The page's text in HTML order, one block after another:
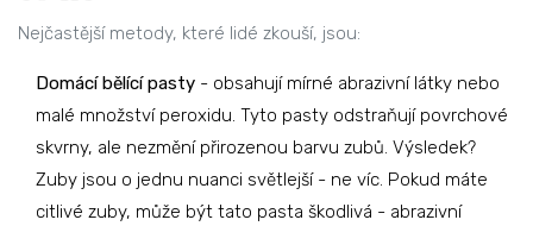
Nejčastější metody, které lidé zkouší, jsou:
Domácí bělící pasty - obsahují mírné abrazivní látky nebo
malé množství peroxidu. Tyto pasty odstraňují povrchové
skvrny, ale nezmění přirozenou barvu zubů. Výsledek?
Zuby jsou o jednu nuanci světlejší - ne víc. Pokud máte
citlivé zuby, může být tato pasta škodlivá - abrazivní